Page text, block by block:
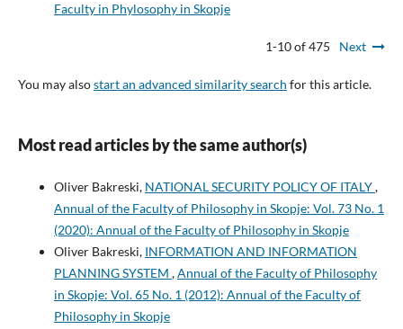
Faculty in Phylosophy in Skopje
1-10 of 475 Next
You may alsostart an advanced similarity search for this article.
Most read articles by the same author(s)
Oliver Bakreski, NATIONAL SECURITY POLICY OF ITALY,
Annual of the Faculty of Philosophy in Skopje: Vol. 73 No. 1
(2020): Annual of the Faculty of Philosophy in Skopje
Oliver Bakreski, INFORMATION AND INFORMATION
PLANNING SYSTEM ,Annual of the Faculty of Philosophy
in Skopje: Vol. 65 No. 1 (2012): Annual of the Faculty of
Philosophy in Skopje